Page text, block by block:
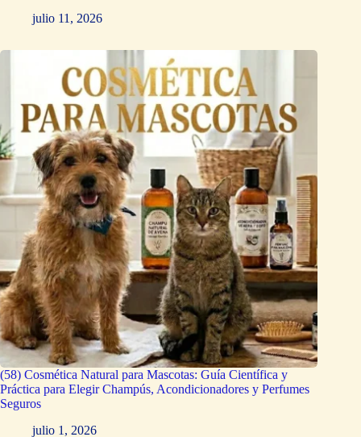
julio 11, 2026
(58) Cosmética Natural para Mascotas: Guía Científica y
Práctica para Elegir Champús, Acondicionadores y Perfumes
Seguros
julio 1, 2026